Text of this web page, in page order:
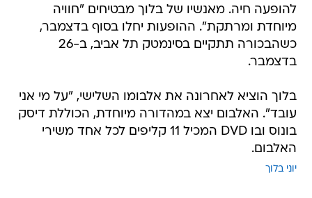
להופעה חיה. מאנשיו של בלוך מבטיחים "חוויה
מיוחדת ומרתקת". ההופעות יחלו בסוף בדצמבר,
כשהבכורה תתקיים בסינמטק תל אביב, ב-26
בדצמבר.
בלוך הוציא לאחרונה את אלבומו השלישי, "על מי אני
עובד". האלבום יצא במהדורה מיוחדת, הכוללת דיסק
בונוס ובו DVD המכיל 11 קליפים לכל אחד משירי
האלבום.
יוני בלוך